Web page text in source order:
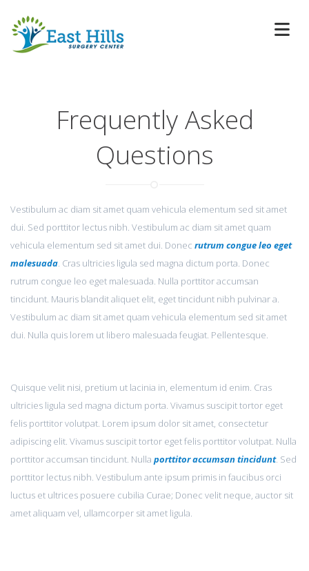
Frequently Asked
Questions
Vestibulum ac diam sit amet quam vehicula elementum sed sit amet
dui. Sed porttitor lectus nibh. Vestibulum ac diam sit amet quam
vehicula elementum sed sit amet dui. Donec rutrum congue leo eget
malesuada . Cras ultricies ligula sed magna dictum porta. Donec
rutrum congue leo eget malesuada. Nulla porttitor accumsan
tincidunt. Mauris blandit aliquet elit, eget tincidunt nibh pulvinar a.
Vestibulum ac diam sit amet quam vehicula elementum sed sit amet
dui. Nulla quis lorem ut libero malesuada feugiat. Pellentesque.
Quisque velit nisi, pretium ut lacinia in, elementum id enim. Cras
ultricies ligula sed magna dictum porta. Vivamus suscipit tortor eget
felis porttitor volutpat. Lorem ipsum dolor sit amet, consectetur
adipiscing elit. Vivamus suscipit tortor eget felis porttitor volutpat. Nulla
porttitor accumsan tincidunt. Nulla porttitor accumsan tincidunt. Sed
porttitor lectus nibh. Vestibulum ante ipsum primis in faucibus orci
luctus et ultrices posuere cubilia Curae; Donec velit neque, auctor sit
amet aliquam vel, ullamcorper sit amet ligula.